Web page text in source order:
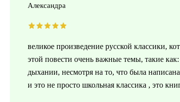
Александра
великое произведение русской классики,
этой повести очень важные темы, такие
дыхании, несмотря на то, что была
и это не просто школьная классика , это